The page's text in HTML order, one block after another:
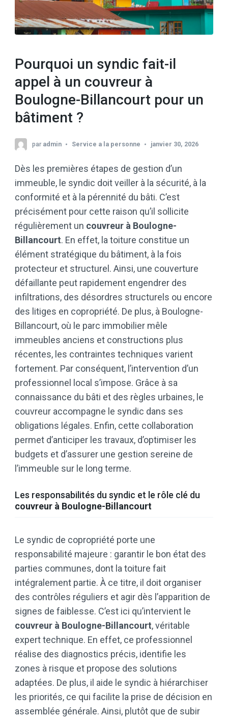
Pourquoi un syndic fait-il
appel à un couvreur à
Boulogne-Billancourt pour un
bâtiment ?
par admin Service a la personne janvier 30, 2026
Dès les premières étapes de gestion d’un
immeuble, le syndic doit veiller à la sécurité, à la
conformité et à la pérennité du bâti. C’est
précisément pour cette raison qu’il sollicite
régulièrement un couvreur à Boulogne-
Billancourt. En effet, la toiture constitue un
élément stratégique du bâtiment, à la fois
protecteur et structurel. Ainsi, une couverture
défaillante peut rapidement engendrer des
infiltrations, des désordres structurels ou encore
des litiges en copropriété. De plus, à Boulogne-
Billancourt, où le parc immobilier mêle
immeubles anciens et constructions plus
récentes, les contraintes techniques varient
fortement. Par conséquent, l’intervention d’un
professionnel local s’impose. Grâce à sa
connaissance du bâti et des règles urbaines, le
couvreur accompagne le syndic dans ses
obligations légales. Enfin, cette collaboration
permet d’anticiper les travaux, d’optimiser les
budgets et d’assurer une gestion sereine de
l’immeuble sur le long terme.
Les responsabilités du syndic et le rôle clé du
couvreur à Boulogne-Billancourt
Le syndic de copropriété porte une
responsabilité majeure : garantir le bon état des
parties communes, dont la toiture fait
intégralement partie. À ce titre, il doit organiser
des contrôles réguliers et agir dès l’apparition de
signes de faiblesse. C’est ici qu’intervient le
couvreur à Boulogne-Billancourt, véritable
expert technique. En effet, ce professionnel
réalise des diagnostics précis, identifie les
zones à risque et propose des solutions
adaptées. De plus, il aide le syndic à hiérarchiser
les priorités, ce qui facilite la prise de décision en
assemblée générale. Ainsi, plutôt que de subir